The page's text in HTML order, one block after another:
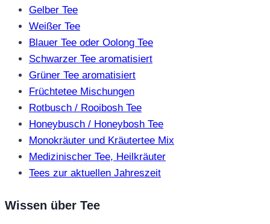
Gelber Tee
Weißer Tee
Blauer Tee oder Oolong Tee
Schwarzer Tee aromatisiert
Grüner Tee aromatisiert
Früchtetee Mischungen
Rotbusch / Rooibosh Tee
Honeybusch / Honeybosh Tee
Monokräuter und Kräutertee Mix
Medizinischer Tee, Heilkräuter
Tees zur aktuellen Jahreszeit
Wissen über Tee